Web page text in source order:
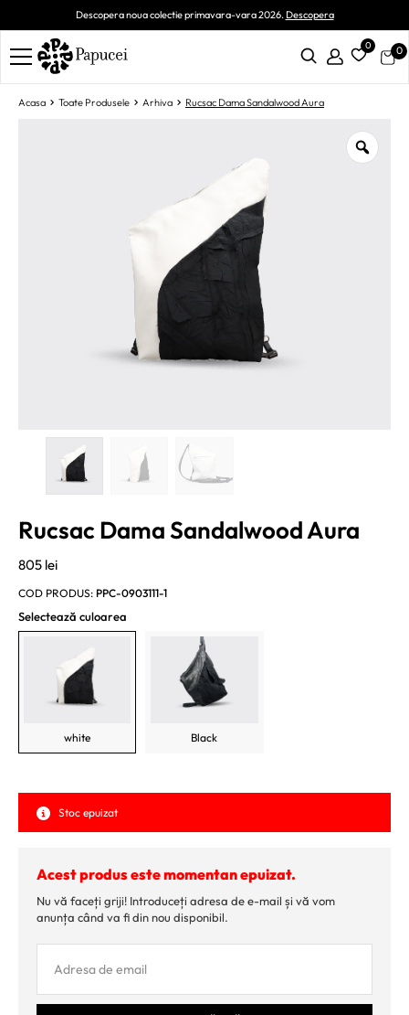
Descopera noua colectie primavara-vara 2026.Descopera
0 0
Acasa Toate Produsele Arhiva Rucsac Dama Sandalwood Aura
Rucsac Dama Sandalwood Aura
805 lei
COD PRODUS: PPC-0903111-1
Selectează culoarea
white Black
Stoc epuizat
Acest produs este momentan epuizat.
Nu vă faceți griji! Introduceți adresa de e-mail și vă vom
anunța când va fi din nou disponibil.